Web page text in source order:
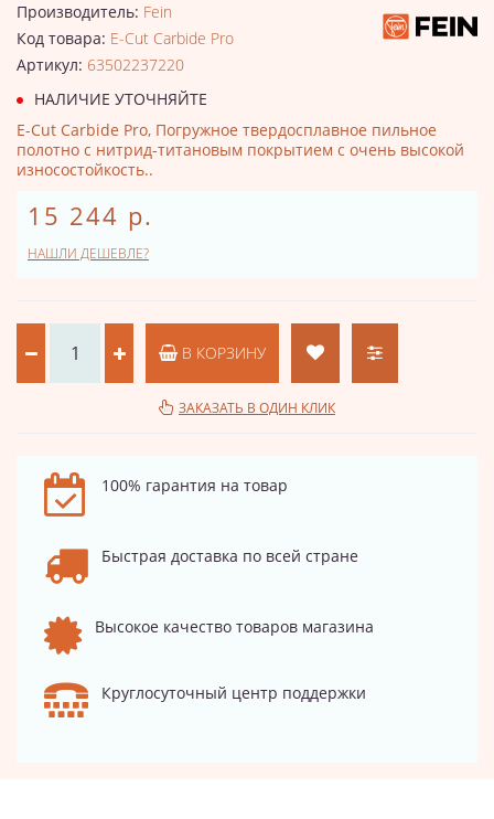
Производитель: Fein
Код товара: E-Cut Carbide Pro
Артикул: 63502237220
НАЛИЧИЕ УТОЧНЯЙТЕ
E-Cut Carbide Pro, Погружное твердосплавное пильное
полотно с нитрид-титановым покрытием с очень высокой
износостойкость..
15 244 р.
НАШЛИ ДЕШЕВЛЕ?
В КОРЗИНУ
ЗАКАЗАТЬ В ОДИН КЛИК
100% гарантия на товар
Быстрая доставка по всей стране
Высокое качество товаров магазина
Круглосуточный центр поддержки